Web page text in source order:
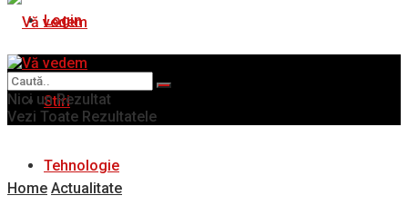
Login
Stiri
Tehnologie
Nici un Rezultat
Vezi Toate Rezultatele
Home Actualitate